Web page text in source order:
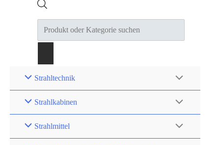
Products
Strahltechnik
Strahlkabinen
Strahlmittel